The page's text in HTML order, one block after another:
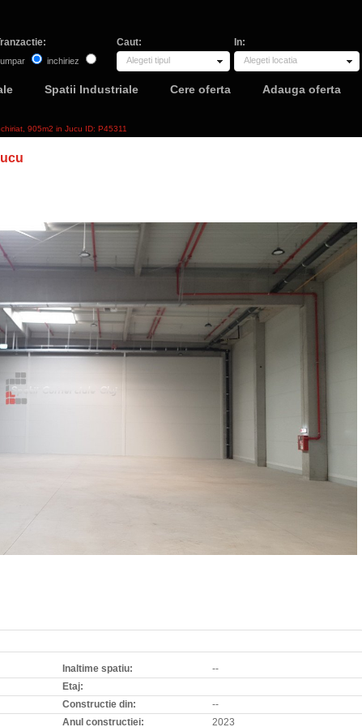
inchiriez
Caut:
Alegeti tipul
In:
Alegeti locatia
Spatii Industriale Cere oferta Adauga oferta
905m2 in Jucu ID: P45311
Inaltime spatiu:
--
Etaj:
Constructie din:
--
Anul constructiei:
2023